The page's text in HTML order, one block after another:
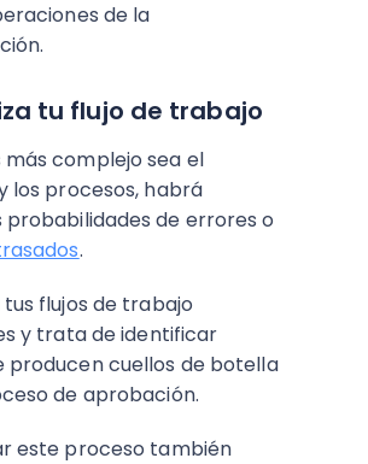
de la
tu flujo de trabajo
más complejo sea el
los procesos, habrá
probabilidades de errores o
.
flujos de trabajo
y trata de identificar
producen cuellos de botella
de aprobación.
este proceso también